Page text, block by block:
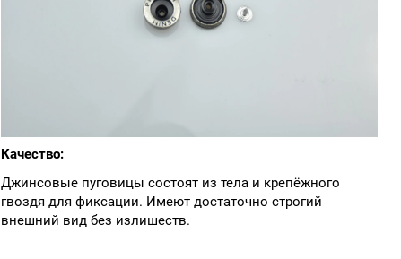
Качество:
Джинсовые пуговицы состоят из тела и крепёжного
гвоздя для фиксации. Имеют достаточно строгий
внешний вид без излишеств.